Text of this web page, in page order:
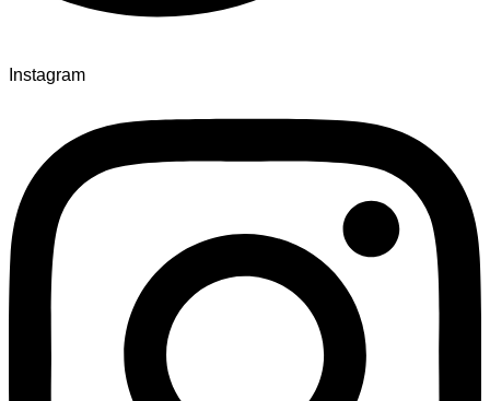
Instagram